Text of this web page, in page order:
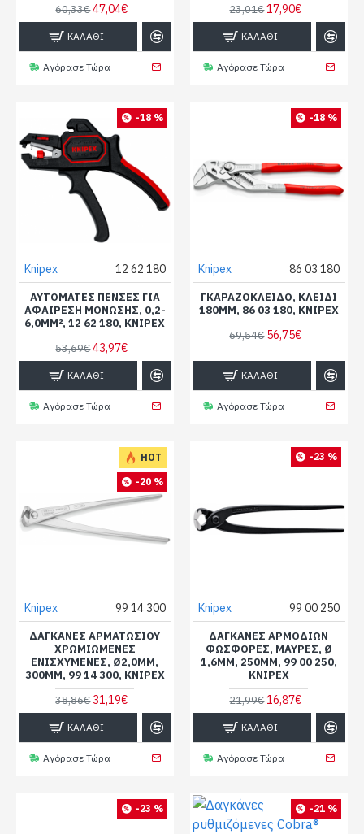
60,33€47,04€
ΚΑΛΆΘΙ
Αγόρασε Τώρα
23,01€17,90€
ΚΑΛΆΘΙ
Αγόρασε Τώρα
-18 %
Knipex 12 62 180
ΑΥΤΌΜΑΤΕΣ ΠΈΝΣΕΣ ΓΙΑ
ΑΦΑΊΡΕΣΗ ΜΌΝΩΣΗΣ, 0,2-
6,0MM², 12 62 180, KNIPEX
53,69€43,97€
ΚΑΛΆΘΙ
Αγόρασε Τώρα
-18 %
Knipex 86 03 180
ΓΚΑΡΑΖΌΚΛΕΙΔΟ, ΚΛΕΙΔΊ
180MM, 86 03 180, KNIPEX
69,54€ 56,75€
ΚΑΛΆΘΙ
Αγόρασε Τώρα
HOT
-20 %
Knipex 99 14 300
ΔΑΓΚΆΝΕΣ ΑΡΜΑΤΩΣΊΟΥ
ΧΡΩΜΙΩΜΈΝΕΣ
ΕΝΙΣΧΥΜΈΝΕΣ, Ø2,0MM,
300MM, 99 14 300, KNIPEX
38,86€ 31,19€
ΚΑΛΆΘΙ
Αγόρασε Τώρα
-23 %
Knipex 99 00 250
ΔΑΓΚΆΝΕΣ ΑΡΜΟΔΙΏΝ
ΦΏΣΦΟΡΕΣ, ΜΑΎΡΕΣ, Ø
1,6MM, 250MM, 99 00 250,
KNIPEX
21,99€16,87€
ΚΑΛΆΘΙ
Αγόρασε Τώρα
-23 % -21 %